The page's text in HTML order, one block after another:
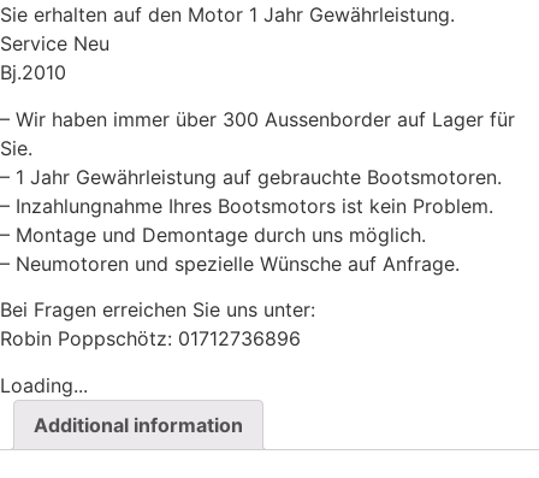
Sie erhalten auf den Motor 1 Jahr Gewährleistung.
Service Neu
Bj.2010
– Wir haben immer über 300 Aussenborder auf Lager für
Sie.
– 1 Jahr Gewährleistung auf gebrauchte Bootsmotoren.
– Inzahlungnahme Ihres Bootsmotors ist kein Problem.
– Montage und Demontage durch uns möglich.
– Neumotoren und spezielle Wünsche auf Anfrage.
Bei Fragen erreichen Sie uns unter:
Robin Poppschötz: 01712736896
Loading...
Additional information